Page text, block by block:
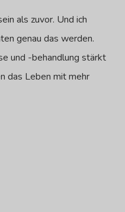
als zuvor. Und ich
genau das werden.
und -behandlung stärkt
das Leben mit mehr